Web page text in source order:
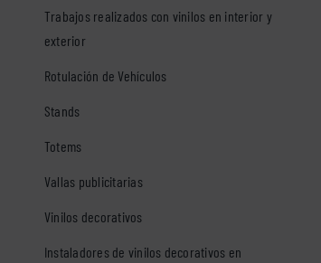
Trabajos realizados con vinilos en interior y
exterior
Rotulación de Vehículos
Stands
Totems
Vallas publicitarias
Vinilos decorativos
Instaladores de vinilos decorativos en